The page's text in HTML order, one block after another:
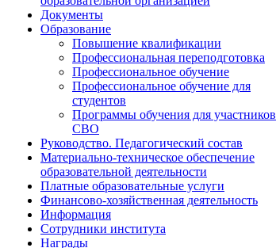
Документы
Образование
Повышение квалификации
Профессиональная переподготовка
Профессиональное обучение
Профессиональное обучение для
студентов
Программы обучения для участников
СВО
Руководство. Педагогический состав
Материально-техническое обеспечение
образовательной деятельности
Платные образовательные услуги
Финансово-хозяйственная деятельность
Информация
Сотрудники института
Награды